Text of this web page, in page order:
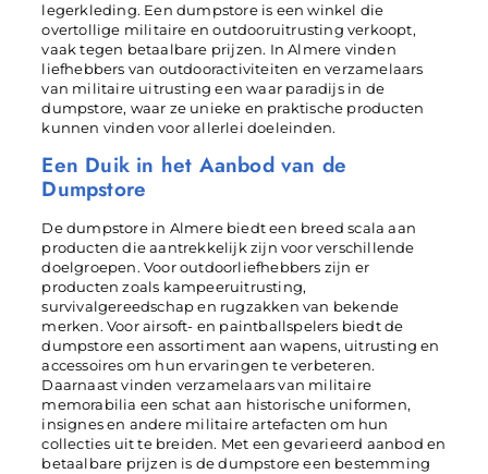
legerkleding. Een dumpstore is een winkel die
overtollige militaire en outdooruitrusting verkoopt,
vaak tegen betaalbare prijzen. In Almere vinden
liefhebbers van outdooractiviteiten en verzamelaars
van militaire uitrusting een waar paradijs in de
dumpstore, waar ze unieke en praktische producten
kunnen vinden voor allerlei doeleinden.
Een Duik in het Aanbod van de
Dumpstore
De dumpstore in Almere biedt een breed scala aan
producten die aantrekkelijk zijn voor verschillende
doelgroepen. Voor outdoorliefhebbers zijn er
producten zoals kampeeruitrusting,
survivalgereedschap en rugzakken van bekende
merken. Voor airsoft- en paintballspelers biedt de
dumpstore een assortiment aan wapens, uitrusting en
accessoires om hun ervaringen te verbeteren.
Daarnaast vinden verzamelaars van militaire
memorabilia een schat aan historische uniformen,
insignes en andere militaire artefacten om hun
collecties uit te breiden. Met een gevarieerd aanbod en
betaalbare prijzen is de dumpstore een bestemming